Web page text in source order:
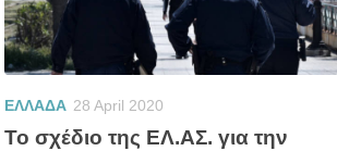
ΕΛΛΑΔΑ 28 April 2020
Το σχέδιο της ΕΛ.ΑΣ. για την